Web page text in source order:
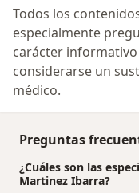
Todos los
especialmente
carácter
considerarse un
médico.
Preguntas
¿Cuáles son las
Martinez Ibarra?